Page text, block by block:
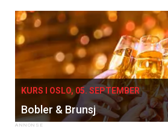
KURS I OSLO, 05. SEPTEMBER
Bobler & Brunsj